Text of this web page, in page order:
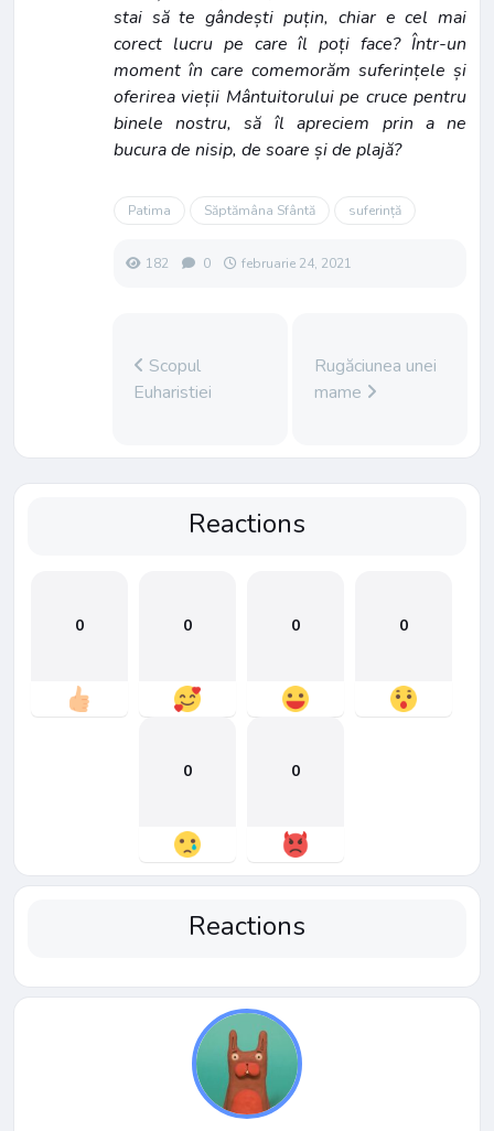
stai să te gândești puțin, chiar e cel mai
corect lucru pe care îl poți face? Într-un
moment în care comemorăm suferințele și
oferirea vieții Mântuitorului pe cruce pentru
binele nostru, să îl apreciem prin a ne
bucura de nisip, de soare și de plajă?
Patima Săptămâna Sfântă suferință
182 0 februarie 24, 2021
Scopul
Euharistiei
Rugăciunea unei
mame
Reactions
0 0 0 0
0 0
Reactions